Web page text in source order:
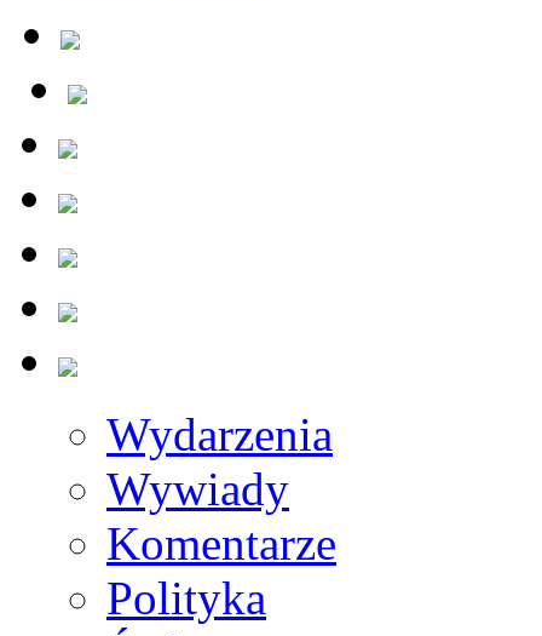
Wydarzenia
Wywiady
Komentarze
Polityka